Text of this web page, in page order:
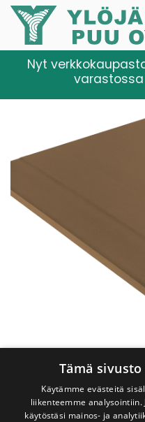
Nyt
Tämä
Käytämme evästeitä
liikenteemme
käytöstäsi mainos- ja